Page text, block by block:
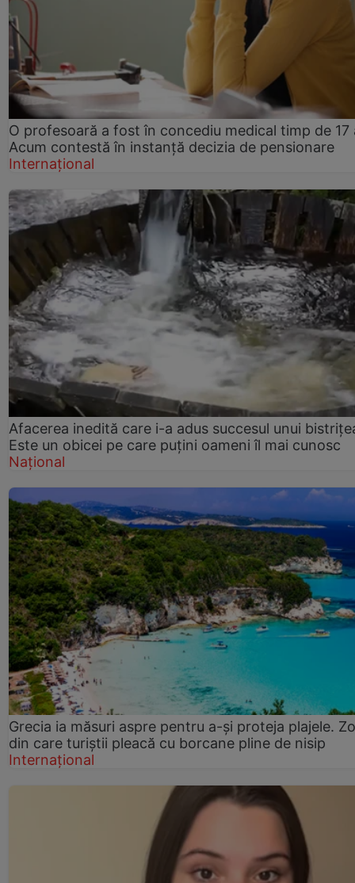
O profesoară a fost în concediu medical timp de 17
Acum contestă în instanță decizia de pensionare
Internațional
Afacerea inedită care i-a adus succesul unui
Este un obicei pe care puțini oameni îl mai cunosc
Național
Grecia ia măsuri aspre pentru a-și proteja plajele.
din care turiștii pleacă cu borcane pline de nisip
Internațional